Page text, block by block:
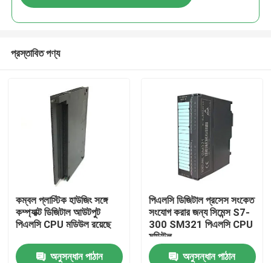
প্রস্তাবিত পণ্য
কম্বল প্লাস্টিক হাউজিং সঙ্গে
কম্প্যাক্ট ডিজিটাল আউটপুট
পিএলসি CPU মডিউল রয়েছে
অনুসন্ধান পাঠান
পিএলসি ডিজিটাল প্রসেস সংকেত
সংযোগ করার জন্য সিমেন্স S7-
300 SM321 পিএলসি CPU
মডিউল
অনুসন্ধান পাঠান